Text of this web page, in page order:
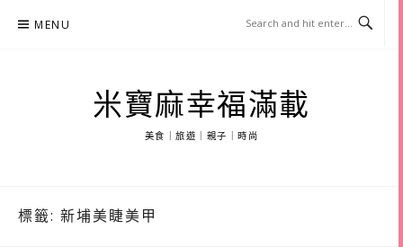
MENU
米寶麻幸福滿載
美食｜旅遊｜親子｜時尚
標籤: 新埔美睫美甲